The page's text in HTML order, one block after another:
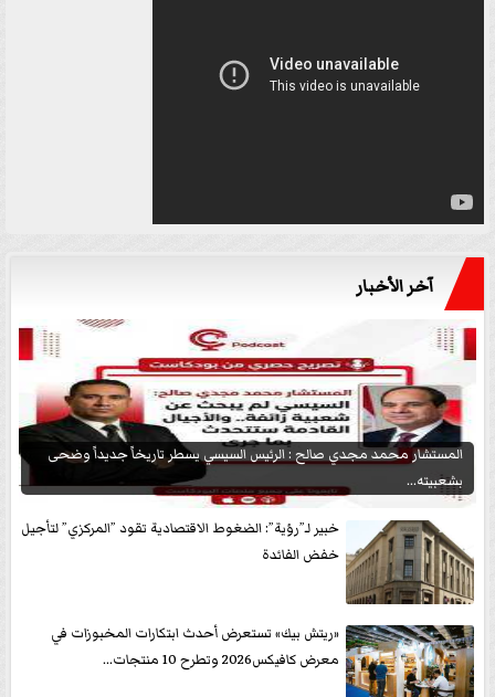
آخر الأخبار
المستشار محمد مجدي صالح : الرئيس السيسي يسطر تاريخاً جديداً وضحى
بشعبيته...
خبير لـ”رؤية”: الضغوط الاقتصادية تقود ”المركزي” لتأجيل
خفض الفائدة
«ريتش بيك» تستعرض أحدث ابتكارات المخبوزات في
معرض كافيكس2026 وتطرح 10 منتجات...